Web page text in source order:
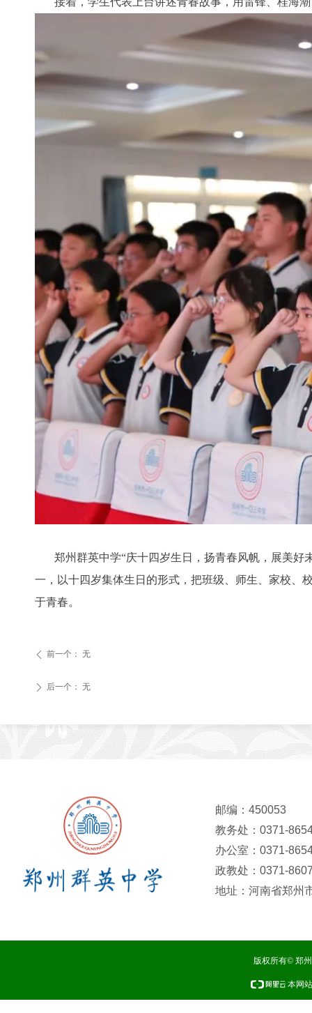
郑州群英中学“庆十四岁生日，扬青春风帆，展美好
一，以十四岁集体生日的形式，把班级、师生、家校、
于青春。
ꄴ 前一个： 无
ꄲ 后一个： 无
邮编：450053
教务处：0371-
办公室：0371-
政教处：0371-
地址：河南省郑州
版权所有© 郑
本网